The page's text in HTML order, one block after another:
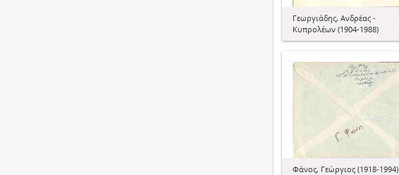
Γεωργιάδης, Ανδρέας -
Κυπρολέων (1904-1988)
Φάνος, Γεώργιος (1918-1994)